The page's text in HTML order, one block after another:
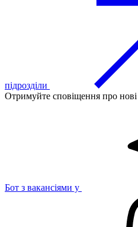
підрозділи
Отримуйте сповіщення про нові
Бот з вакансіями у